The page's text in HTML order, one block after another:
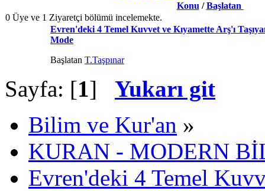
Konu /Başlatan
0 Üye ve 1 Ziyaretçi bölümü incelemekte.
Evren'deki 4 Temel Kuvvet ve Kıyamette Arş'ı
Mode
Başlatan T.Taşpınar
Sayfa: [1] Yukarı git
Bilim ve Kur'an »
KURAN - MODERN
Evren'deki 4 Temel